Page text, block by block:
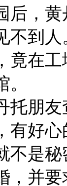
，黄
不到
竟在
朋友
有好
不是
并要